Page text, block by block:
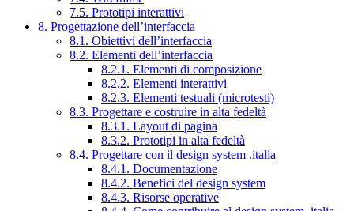
7.5. Prototipi interattivi
8. Progettazione dell’interfaccia
8.1. Obiettivi dell’interfaccia
8.2. Elementi dell’interfaccia
8.2.1. Elementi di composizione
8.2.2. Elementi interattivi
8.2.3. Elementi testuali (microtesti)
8.3. Progettare e costruire in alta fedeltà
8.3.1. Layout di pagina
8.3.2. Prototipi in alta fedeltà
8.4. Progettare con il design system .italia
8.4.1. Documentazione
8.4.2. Benefici del design system
8.4.3. Risorse operative